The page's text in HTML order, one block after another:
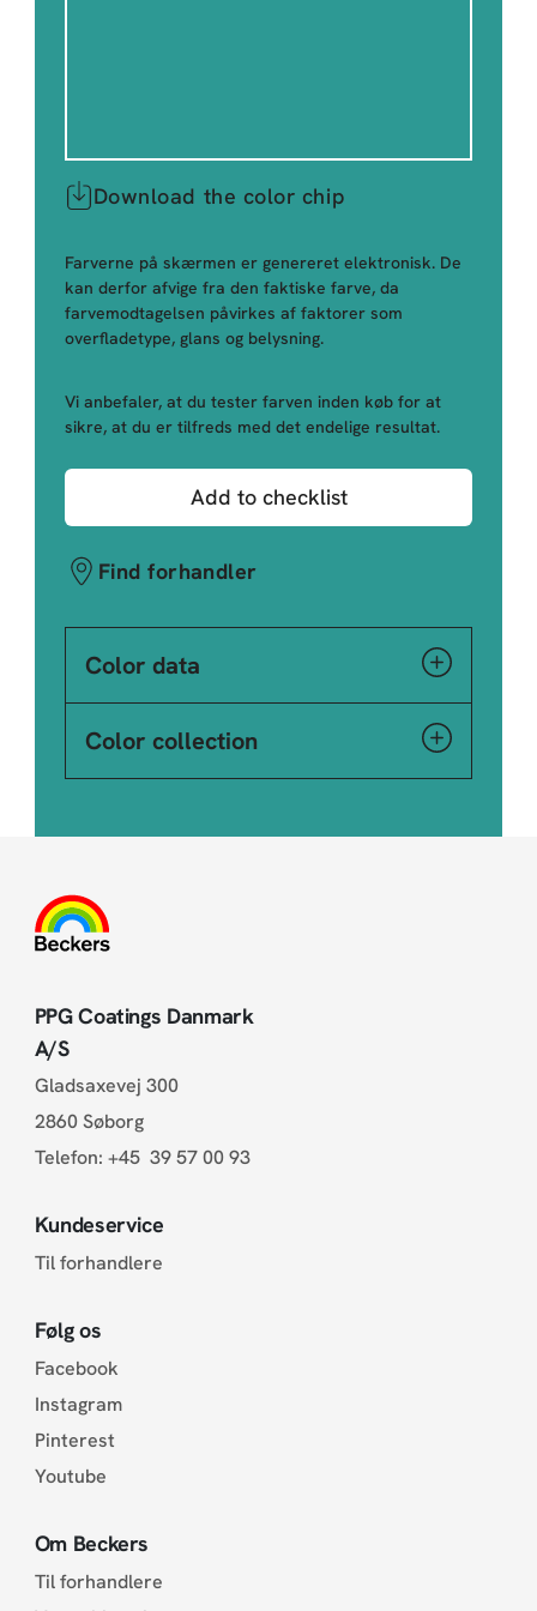
Download the color chip
Farverne på skærmen er genereret elektronisk. De
kan derfor afvige fra den faktiske farve, da
farvemodtagelsen påvirkes af faktorer som
overfladetype, glans og belysning.
Vi anbefaler, at du tester farven inden køb for at
sikre, at du er tilfreds med det endelige resultat.
Add to checklist
Find forhandler
Color data
Color collection
PPG Coatings Danmark
A/S
Gladsaxevej 300
2860 Søborg
Telefon: +45 39 57 00 93
Kundeservice
Til forhandlere
Følg os
Facebook
Instagram
Pinterest
Youtube
Om Beckers
Til forhandlere